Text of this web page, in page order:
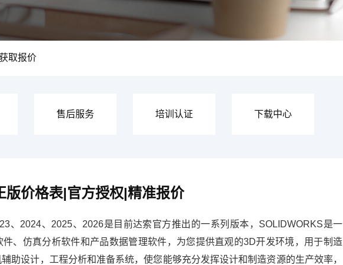
取报价
售后服务 培训认证 下载中心
价格表|官方授权|精准报价
、2024、2025、2026是目前达索官方推出的一系列版本，SOLIDWORKS是一
、仿真分析软件和产品数据管理软件，为您提供直观的3D开发环境，用于制造
助设计，工程分析和准备系统，使您能够充分发挥设计和制造资源的生产效率，